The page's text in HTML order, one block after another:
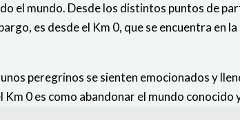
el mundo. Desde los distintos puntos de
es desde el Km 0, que se encuentra en
peregrinos se sienten emocionados y
0 es como abandonar el mundo